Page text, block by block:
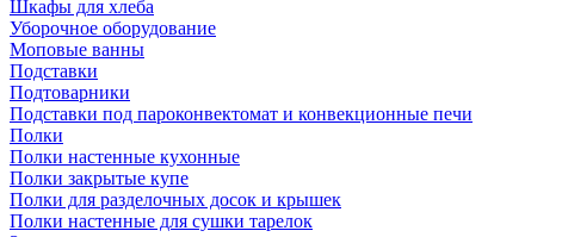
Шкафы для хлеба
Уборочное оборудование
Моповые ванны
Подставки
Подтоварники
Подставки под пароконвектомат и конвекционные печи
Полки
Полки настенные кухонные
Полки закрытые купе
Полки для разделочных досок и крышек
Полки настенные для сушки тарелок